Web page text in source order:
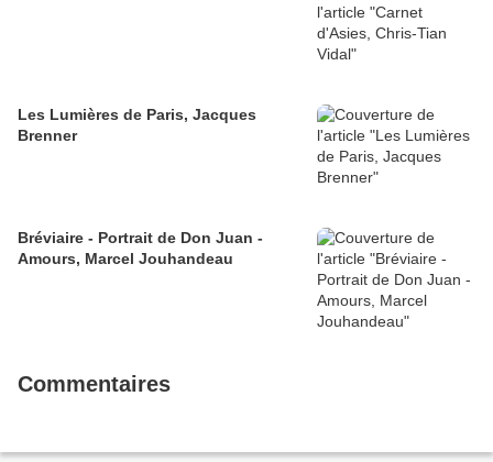
Les Lumières de Paris, Jacques
Brenner
Bréviaire - Portrait de Don Juan -
Amours, Marcel Jouhandeau
Commentaires